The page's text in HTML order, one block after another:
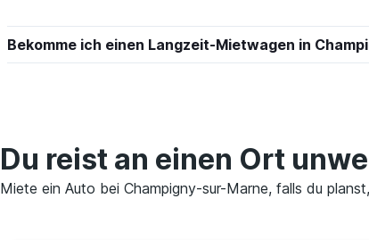
Whiz Car
Hertz
Preise
Bekomme ich einen Langzeit-Mietwagen in
Du reist an einen Ort
Miete ein Auto bei Champigny-sur-Marne, falls du